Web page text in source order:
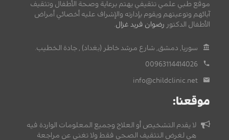
موقع طبي علمي تثقيفي يهتم برعاية وصحة الأطفال وتثقيف
آبائهم وتوعيتهم ويقوم بإدارته والإشراف عليه أخصائي أمراض
الأطفال الدكتور رضوان فريد غزال.
سوريا, دمشق, شارع مرشد خاطر (بغداد) , جادة الخطيب.
00963114414026
info@childclinic.net
موقعنا:
لا يقدم التشخيص أو العلاج وجميع المعلومات الواردة فيه
هي لغرض التثقيف الصحي فقط ولا تغني عن مراجعة